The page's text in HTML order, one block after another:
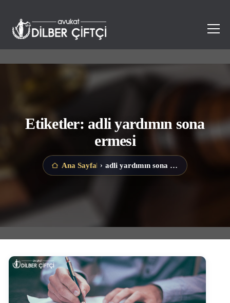
Etiketler: adli yardımın sona
ermesi
Ana Sayfa › adli yardımın sona ermesi